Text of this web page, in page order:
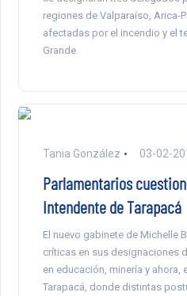
regiones de Valparaíso, Arica-
afectadas por el incendio y el
Grande.
Tania González 03-02-
Parlamentarios
Intendente de Tarapacá
El nuevo gabinete de Michelle
críticas en sus designaciones
en educación, minería y ahora,
Tarapacá, donde distintas